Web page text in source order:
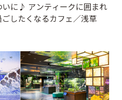
いに♪ アンティークに囲まれ
したくなるカフェ／浅草